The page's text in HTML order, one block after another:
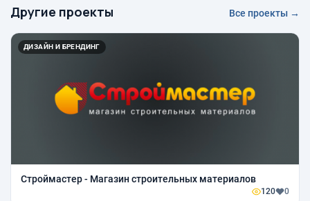
Другие проекты Все проекты →
ДИЗАЙН И БРЕНДИНГ
Строймастер - Магазин строительных материалов
120 0